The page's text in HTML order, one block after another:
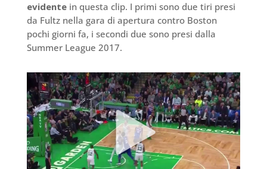
evidentein questa clip. I primi sono due tiri presi
da Fultz nella gara di apertura contro Boston
pochi giorni fa, i secondi due sono presi dalla
Summer League 2017.